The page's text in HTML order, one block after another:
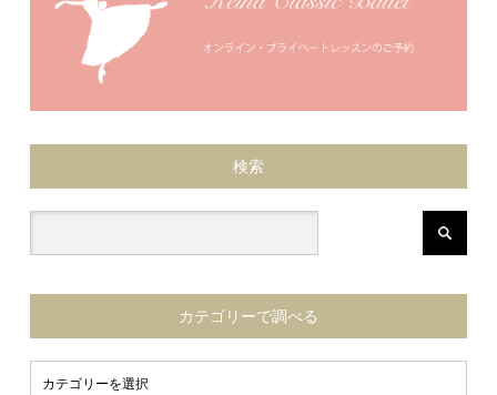
検索
カテゴリーで調べる